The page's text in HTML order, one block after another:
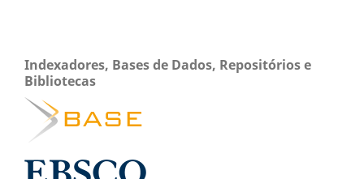
Indexadores, Bases de Dados, Repositórios e
Bibliotecas